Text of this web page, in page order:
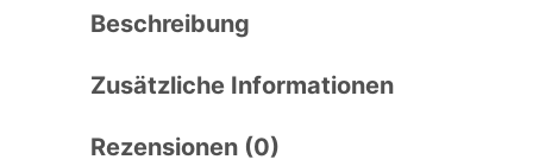
Beschreibung
Zusätzliche Informationen
Rezensionen (0)